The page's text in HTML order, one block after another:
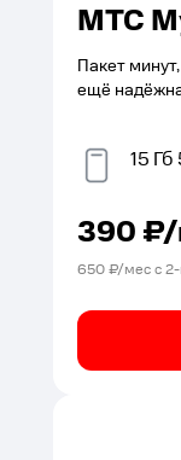
МТС
Пакет
ещё
15 Гб
390
650₽/мес с2